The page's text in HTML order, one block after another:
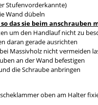
Stufenvorderkannte)
Wand dübeln
das sie beim anschrauben
um den Handlauf nicht zu
daran gerade ausrichten
Massivholz nicht vermeiden
an der Wand befestigen
die Schraube anbringen
oben am Halter